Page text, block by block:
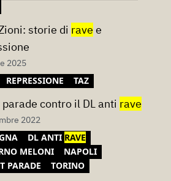
storie di rave e
2025
REPRESSIONE TAZ
contro il DL anti rave
2022
DL ANTI RAVE
MELONI
NAPOLI
PARADE
TORINO